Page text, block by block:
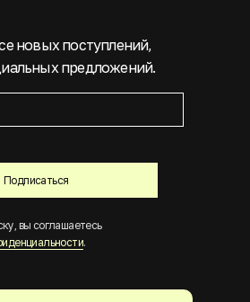
Подписаться
новых поступлений,
предложений.
вы соглашаетесь
.